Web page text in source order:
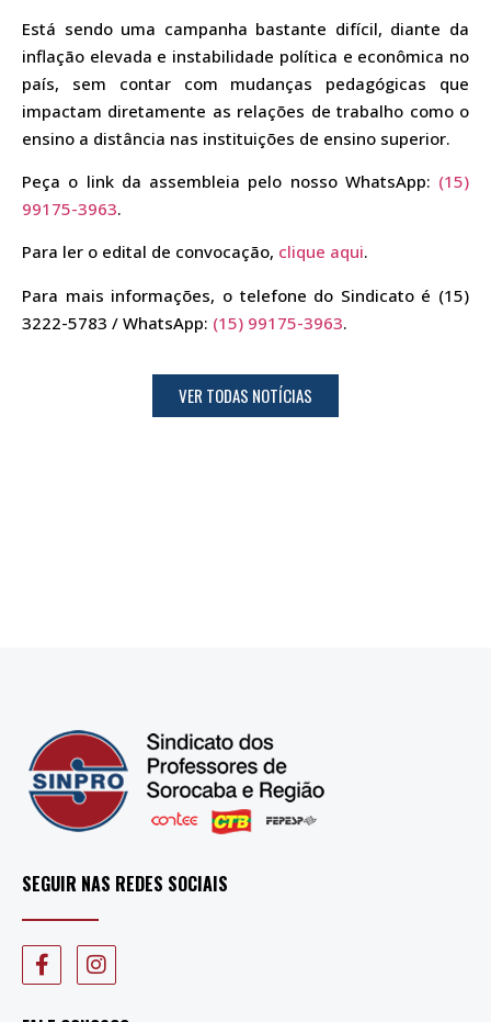
Está sendo uma campanha bastante difícil, diante da
inflação elevada e instabilidade política e econômica no
país, sem contar com mudanças pedagógicas que
impactam diretamente as relações de trabalho como o
ensino a distância nas instituições de ensino superior.
Peça o link da assembleia pelo nosso WhatsApp: (15)
99175-3963.
Para ler o edital de convocação, clique aqui.
Para mais informações, o telefone do Sindicato é (15)
3222-5783 / WhatsApp: (15) 99175-3963.
VER TODAS NOTÍCIAS
SEGUIR NAS REDES SOCIAIS